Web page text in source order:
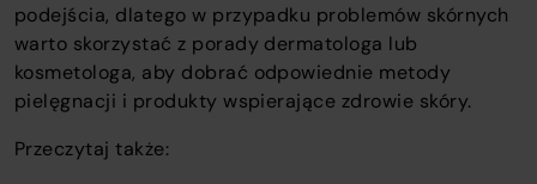
podejścia, dlatego w przypadku problemów skórnych
warto skorzystać z porady dermatologa lub
kosmetologa, aby dobrać odpowiednie metody
pielęgnacji i produkty wspierające zdrowie skóry.
Przeczytaj także: